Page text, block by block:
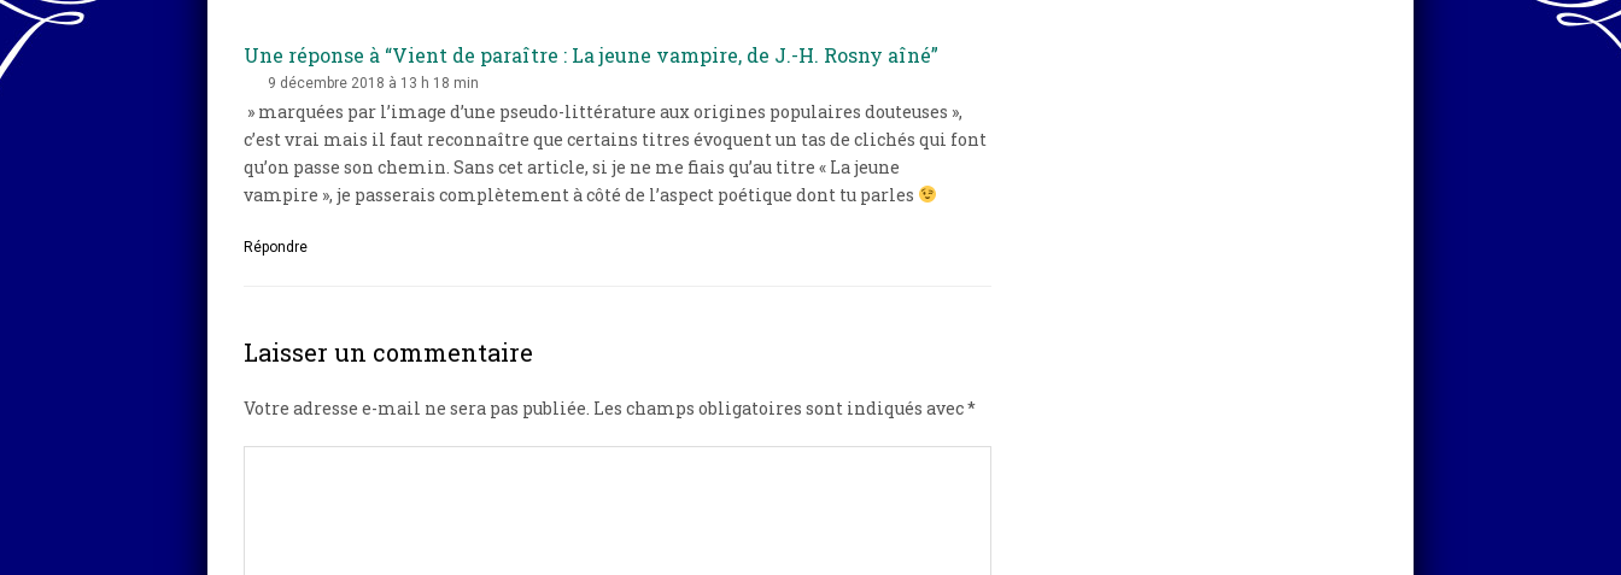
Une réponse à “Vient de paraître : La jeune vampire, de J.-H. Rosny aîné”
9 décembre 2018 à 13 h 18 min
» marquées par l’image d’une pseudo-littérature aux origines populaires douteuses »,
c’est vrai mais il faut reconnaître que certains titres évoquent un tas de clichés qui font
qu’on passe son chemin. Sans cet article, si je ne me fiais qu’au titre « La jeune
vampire », je passerais complètement à côté de l’aspect poétique dont tu parles
Répondre
Laisser un commentaire
Votre adresse e-mail ne sera pas publiée. Les champs obligatoires sont indiqués avec*